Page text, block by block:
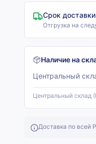
Срок
Отгрузка на
Наличие на
Центральный
Центральный склад
Доставка по всей